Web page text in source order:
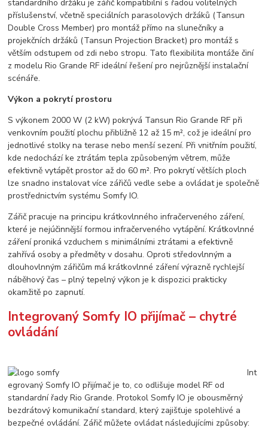
standardního držáku je zářič kompatibilní s řadou volitelných
příslušenství, včetně speciálních parasolových držáků (Tansun
Double Cross Member) pro montáž přímo na slunečníky a
projekčních držáků (Tansun Projection Bracket) pro montáž s
větším odstupem od zdi nebo stropu. Tato flexibilita montáže činí
z modelu Rio Grande RF ideální řešení pro nejrůznější instalační
scénáře.
Výkon a pokrytí prostoru
S výkonem 2000 W (2 kW) pokrývá Tansun Rio Grande RF při
venkovním použití plochu přibližně 12 až 15 m², což je ideální pro
jednotlivé stolky na terase nebo menší sezení. Při vnitřním použití,
kde nedochází ke ztrátám tepla způsobeným větrem, může
efektivně vytápět prostor až do 60 m². Pro pokrytí větších ploch
lze snadno instalovat více zářičů vedle sebe a ovládat je společně
prostřednictvím systému Somfy IO.
Zářič pracuje na principu krátkovlnného infračerveného záření,
které je nejúčinnější formou infračerveného vytápění. Krátkovlnné
záření proniká vzduchem s minimálními ztrátami a efektivně
zahřívá osoby a předměty v dosahu. Oproti středovlnným a
dlouhovlnným zářičům má krátkovlnné záření výrazně rychlejší
náběhový čas – plný tepelný výkon je k dispozici prakticky
okamžitě po zapnutí.
Integrovaný Somfy IO přijímač – chytré
ovládání
Int
egrovaný Somfy IO přijímač je to, co odlišuje model RF od
standardní řady Rio Grande. Protokol Somfy IO je obousměrný
bezdrátový komunikační standard, který zajišťuje spolehlivé a
bezpečné ovládání. Zářič můžete ovládat následujícími způsoby: